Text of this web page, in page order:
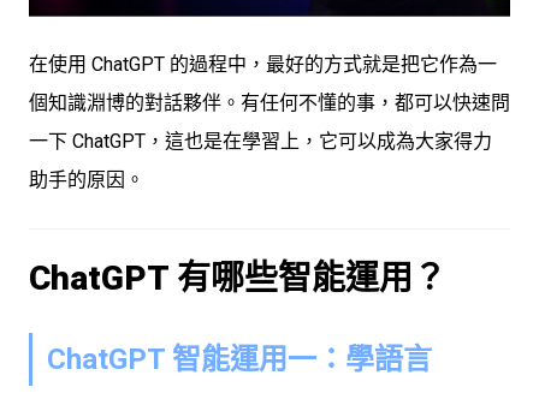
在使用 ChatGPT 的過程中，最好的方式就是把它作為一
個知識淵博的對話夥伴。有任何不懂的事，都可以快速問
一下 ChatGPT，這也是在學習上，它可以成為大家得力
助手的原因。
ChatGPT 有哪些智能運用？
ChatGPT 智能運用一：學語言